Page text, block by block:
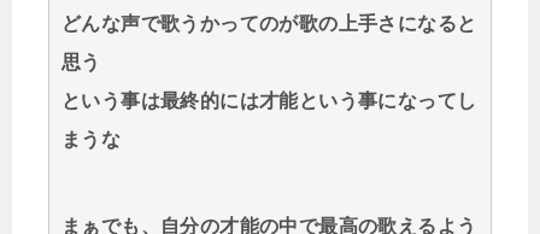
どんな声で歌うかってのが歌の上手さになると
思う
という事は最終的には才能という事になってし
まうな
まぁでも、自分の才能の中で最高の歌えるよう